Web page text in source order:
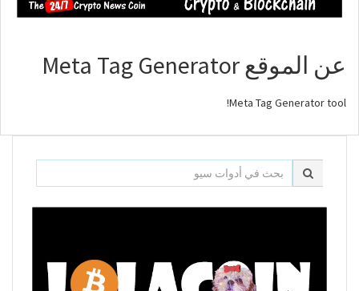
عن الموقع Meta Tag Generator
Meta Tag Generator tool!